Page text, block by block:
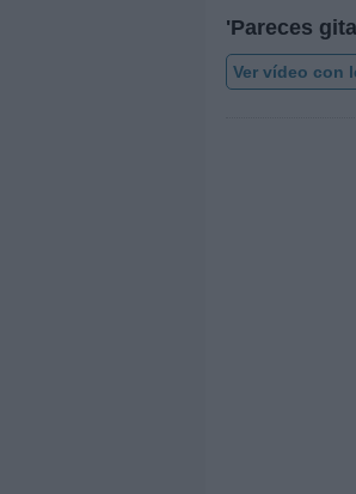
'Pareces
Ver vídeo con